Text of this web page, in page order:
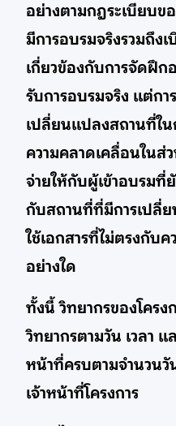
อย่างตามกฎระเบียบข
มีการอบรมจริงรวมถึง
เกี่ยวข้องกับการจัดฝึก
รับการอบรมจริง แต่กา
เปลี่ยนแปลงสถานที่ใน
ความคลาดเคลื่อนในส่
จ่ายให้กับผู้เข้าอบรมที่
กับสถานที่ที่มีการเปลี่ย
ใช้เอกสารที่ไม่ตรงกับ
อย่างใด
ทั้งนี้ วิทยากรของโครง
วิทยากรตามวัน เวลา
หน้าที่ครบตามจำนวน
เจ้าหน้าที่โครงการ